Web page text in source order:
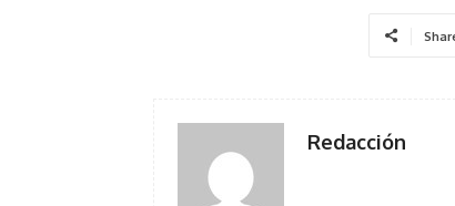
Redacción